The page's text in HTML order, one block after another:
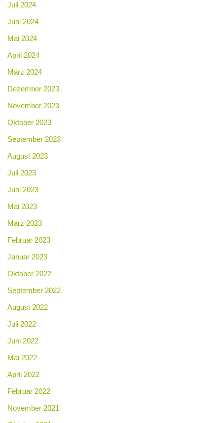
Juli 2024
Juni 2024
Mai 2024
April 2024
März 2024
Dezember 2023
November 2023
Oktober 2023
September 2023
August 2023
Juli 2023
Juni 2023
Mai 2023
März 2023
Februar 2023
Januar 2023
Oktober 2022
September 2022
August 2022
Juli 2022
Juni 2022
Mai 2022
April 2022
Februar 2022
November 2021